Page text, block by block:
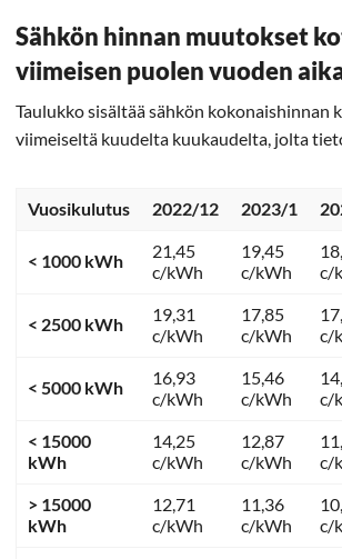
Sähkön hinnan muutokset
viimeisen puolen vuoden
Taulukko sisältää sähkön kokonaishinnan
viimeiseltä kuudelta kuukaudelta, jolta
Vuosikulutus 2022/12 2023/1
< 1000 kWh
21,45
c/kWh
19,45
c/kWh
c/
< 2500 kWh
19,31
c/kWh
17,85
c/kWh
c/
< 5000 kWh
16,93
c/kWh
15,46
c/kWh
c/
< 15000
kWh
14,25
c/kWh
12,87
c/kWh
c/
> 15000
kWh
12,71
c/kWh
11,36
c/kWh
c/